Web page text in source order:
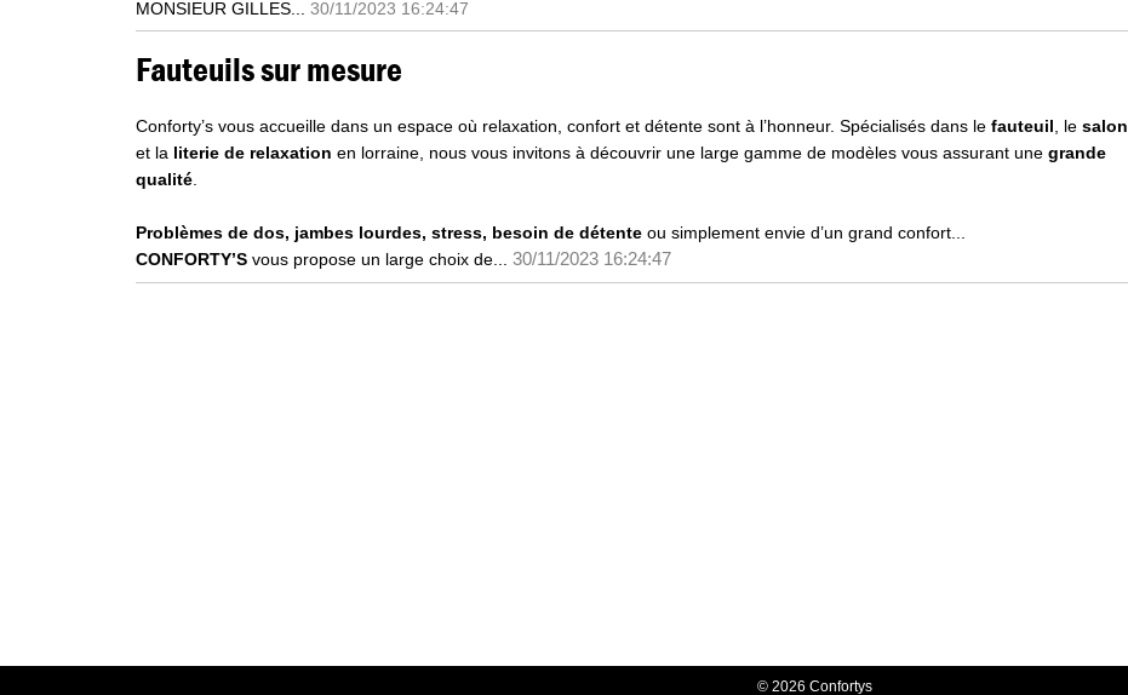
MONSIEUR GILLES... 30/11/2023 16:24:47
Fauteuils sur mesure
Conforty’s vous accueille dans un espace où relaxation, confort et détente sont à l’honneur. Spécialisés dans le fauteuil , le salon
et la literie de relaxation en lorraine, nous vous invitons à découvrir une large gamme de modèles vous assurant une grande
qualité
Problèmes de dos, jambes lourdes, stress, besoin de détente ou simplement envie d’un grand confort...
CONFORTY’S vous propose un large choix de... 30/11/2023 16:24:47
© 2026 Confortys